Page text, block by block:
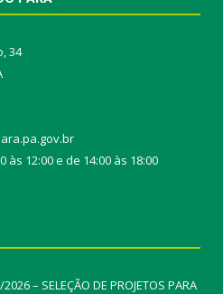
34
12:00 e de 14:00 às 18:00
– SELEÇÃO DE PROJETOS PARA